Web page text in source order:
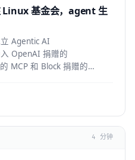
Linux 基金会，agent 生
Agentic AI
OpenAI 捐赠的
MCP 和 Block 捐赠的
4 分钟